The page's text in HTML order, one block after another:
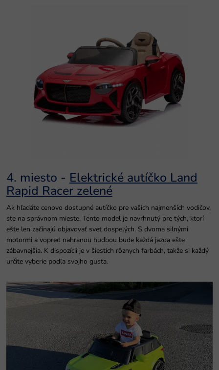
4. miesto - Elektrické autíčko Land
Rapid Racer zelené
Ak hľadáte cenovo dostupné autíčko pre vašich najmenších vodičov,
ste na správnom mieste. Tento model je navrhnutý pre tých, ktorí
ešte len začínajú objavovať svet dospelých. S dvoma silnými
motormi a vopred nahranou hudbou bude každá jazda ešte
zábavnejšia. K dispozícii je v šiestich rôznych farbách, takže si každý
určite vyberie podľa svojho gusta.